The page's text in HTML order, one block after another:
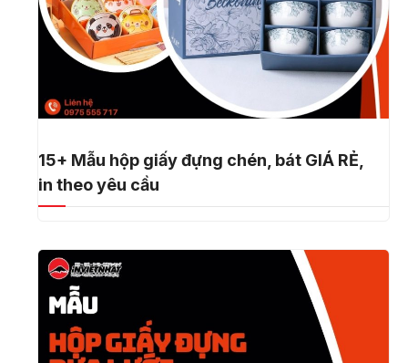
15+ Mẫu hộp giấy đựng chén, bát GIÁ RẺ,
in theo yêu cầu